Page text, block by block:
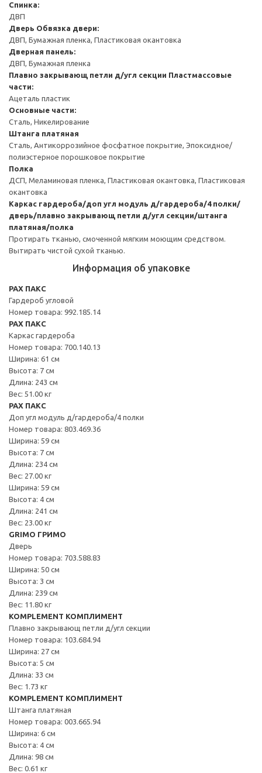
Спинка:
ДВП
Дверь Обвязка двери:
ДВП, Бумажная пленка, Пластиковая окантовка
Дверная панель:
ДВП, Бумажная пленка
Плавно закрывающ петли д/угл секции Пластмассовые
части:
Ацеталь пластик
Основные части:
Сталь, Никелирование
Штанга платяная
Сталь, Антикоррозийное фосфатное покрытие, Эпоксидное/
полиэстерное порошковое покрытие
Полка
ДСП, Меламиновая пленка, Пластиковая окантовка, Пластиковая
окантовка
Каркас гардероба/доп угл модуль д/гардероба/4 полки/
дверь/плавно закрывающ петли д/угл секции/штанга
платяная/полка
Протирать тканью, смоченной мягким моющим средством.
Вытирать чистой сухой тканью.
Информация об упаковке
PAX ПАКС
Гардероб угловой
Номер товара: 992.185.14
PAX ПАКС
Каркас гардероба
Номер товара: 700.140.13
Ширина: 61 см
Высота: 7 см
Длина: 243 см
Вес: 51.00 кг
PAX ПАКС
Доп угл модуль д/гардероба/4 полки
Номер товара: 803.469.36
Ширина: 59 см
Высота: 7 см
Длина: 234 см
Вес: 27.00 кг
Ширина: 59 см
Высота: 4 см
Длина: 241 см
Вес: 23.00 кг
GRIMO ГРИМО
Дверь
Номер товара: 703.588.83
Ширина: 50 см
Высота: 3 см
Длина: 239 см
Вес: 11.80 кг
KOMPLEMENT КОМПЛИМЕНТ
Плавно закрывающ петли д/угл секции
Номер товара: 103.684.94
Ширина: 27 см
Высота: 5 см
Длина: 33 см
Вес: 1.73 кг
KOMPLEMENT КОМПЛИМЕНТ
Штанга платяная
Номер товара: 003.665.94
Ширина: 6 см
Высота: 4 см
Длина: 98 см
Вес: 0.61 кг